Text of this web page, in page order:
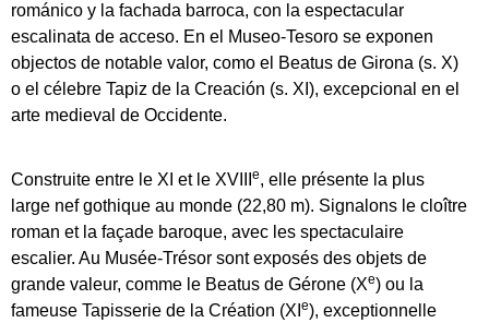
románico y la fachada barroca, con la espectacular
escalinata de acceso. En el Museo-Tesoro se exponen
objectos de notable valor, como el Beatus de Girona (s. X)
o el célebre Tapiz de la Creación (s. XI), excepcional en el
arte medieval de Occidente.
Construite entre le XI et le XVIII e, elle présente la plus
large nef gothique au monde (22,80 m). Signalons le cloître
roman et la façade baroque, avec les spectaculaire
escalier. Au Musée-Trésor sont exposés des objets de
grande valeur, comme le Beatus de Gérone (Xe) ou la
fameuse Tapisserie de la Création (XI e), exceptionnelle